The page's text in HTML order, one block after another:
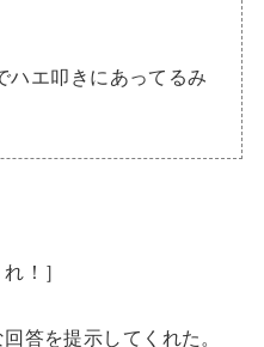
ハエ叩きにあってるみ
！］
答を提示してくれた。